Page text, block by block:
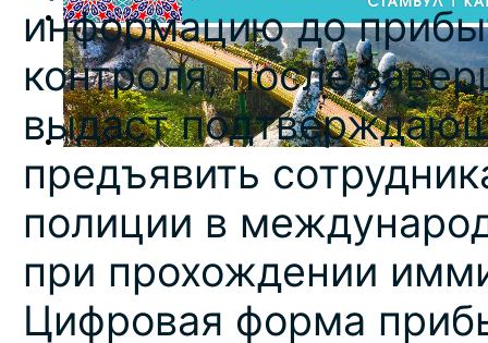
информацию до
контроля, после
выдаст
предъявить
полиции в
при прохождении
Цифровая форма